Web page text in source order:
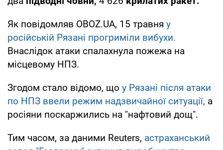
Як повідомляв OBOZ.UA, 15 травня у
російській Рязані прогриміли вибухи.
Внаслідок атаки спалахнула пожежа на
місцевому НПЗ.
Згодом стало відомо, що у Рязані після атаки
по НПЗ ввели режим надзвичайної ситуації, а
росіяни поскаржились на "нафтовий дощ".
Тим часом, за даними Reuters, астраханський